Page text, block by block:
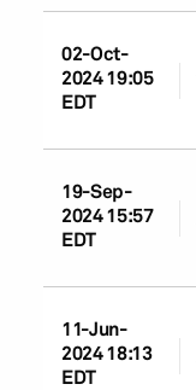
02-Oct-
2024 19:05
EDT
19-Sep-
2024 15:57
EDT
11-Jun-
2024 18:13
EDT